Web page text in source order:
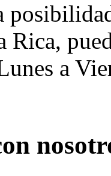
Rica,
a